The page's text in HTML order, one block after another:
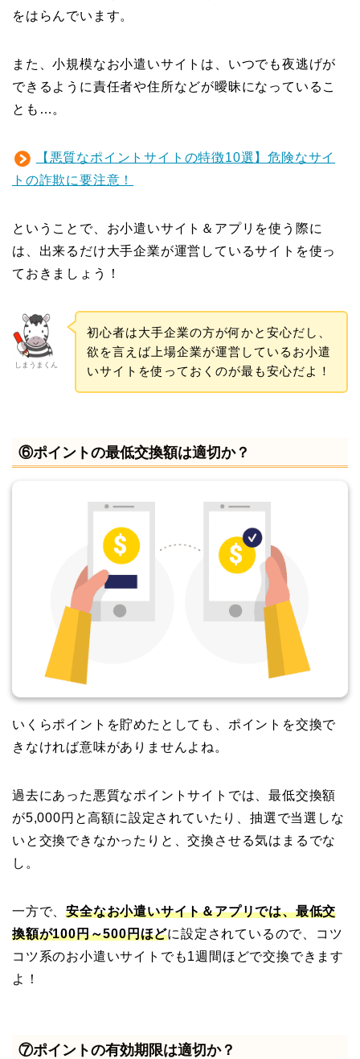
をはらんでいます。
また、小規模なお小遣いサイトは、いつでも夜逃げが
できるように責任者や住所などが曖昧になっているこ
とも…。
【悪質なポイントサイトの特徴10選】危険なサイ
トの詐欺に要注意！
ということで、お小遣いサイト＆アプリを使う際に
は、出来るだけ大手企業が運営しているサイトを使っ
ておきましょう！
しまうまくん
初心者は大手企業の方が何かと安心だし、
欲を言えば上場企業が運営しているお小遣
いサイトを使っておくのが最も安心だよ！
⑥ポイントの最低交換額は適切か？
いくらポイントを貯めたとしても、ポイントを交換で
きなければ意味がありませんよね。
過去にあった悪質なポイントサイトでは、最低交換額
が5,000円と高額に設定されていたり、抽選で当選しな
いと交換できなかったりと、交換させる気はまるでな
し。
一方で、安全なお小遣いサイト＆アプリでは、最低交
換額が100円～500円ほどに設定されているので、コツ
コツ系のお小遣いサイトでも1週間ほどで交換できます
よ！
⑦ポイントの有効期限は適切か？